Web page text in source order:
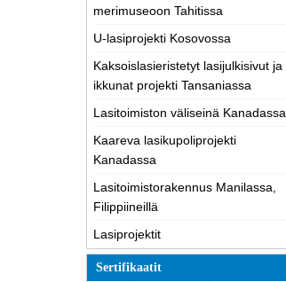
merimuseoon Tahitissa
U-lasiprojekti Kosovossa
Kaksoislasieristetyt lasijulkisivut ja
ikkunat projekti Tansaniassa
Lasitoimiston väliseinä Kanadassa
Kaareva lasikupoliprojekti
Kanadassa
Lasitoimistorakennus Manilassa,
Filippiineillä
Lasiprojektit
Sertifikaatit